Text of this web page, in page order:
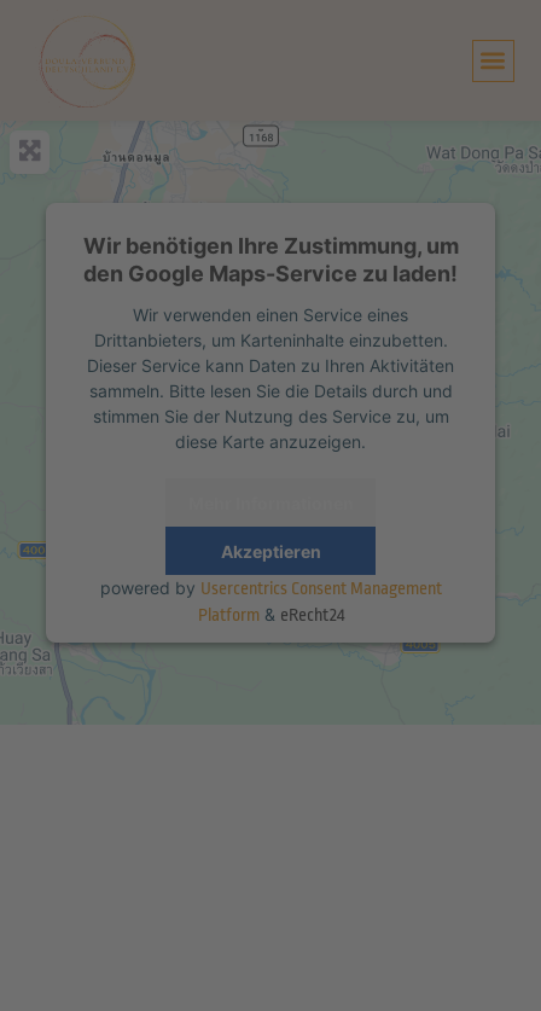
Inhalt
springen
Wir benötigen Ihre Zustimmung, um
den Google Maps-Service zu laden!
Wir verwenden einen Service eines
Drittanbieters, um Karteninhalte einzubetten.
Dieser Service kann Daten zu Ihren Aktivitäten
sammeln. Bitte lesen Sie die Details durch und
stimmen Sie der Nutzung des Service zu, um
diese Karte anzuzeigen.
Akzeptieren
powered by Usercentrics Consent Management
Platform& eRecht24